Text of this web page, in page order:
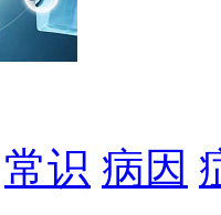
常识 病因